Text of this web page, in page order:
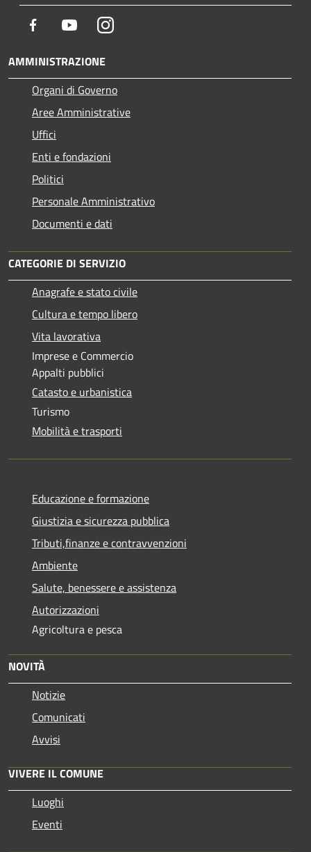
Facebook YoutubeInstagram
AMMINISTRAZIONE
Organi di Governo
Aree Amministrative
Uffici
Enti e fondazioni
Politici
Personale Amministrativo
Documenti e dati
CATEGORIE DI SERVIZIO
Anagrafe e stato civile
Cultura e tempo libero
Vita lavorativa
Imprese e Commercio
Appalti pubblici
Catasto e urbanistica
Turismo
Mobilità e trasporti
Educazione e formazione
Giustizia e sicurezza pubblica
Tributi,finanze e contravvenzioni
Ambiente
Salute, benessere e assistenza
Autorizzazioni
Agricoltura e pesca
NOVITÀ
Notizie
Comunicati
Avvisi
VIVERE IL COMUNE
Luoghi
Eventi